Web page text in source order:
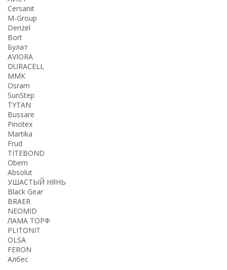
Cersanit
M-Group
Denzel
Bort
Булат
AVIORA
DURACELL
ММК
Osram
SunStep
TYTAN
Bussare
Pinotex
Martika
Frud
TITEBOND
Obern
Absolut
УШАСТЫЙ НЯНЬ
Black Gear
BRAER
NEOMID
ЛАМА ТОРФ
PLITONIT
OLSA
FERON
Албес